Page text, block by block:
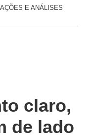
E ANÁLISES
claro,
de lado